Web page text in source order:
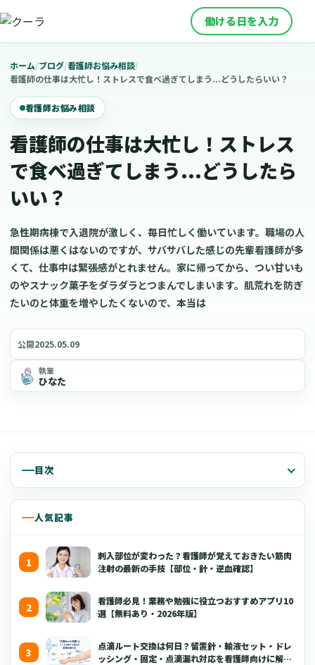
働ける日を入力
ホーム/ブログ/看護師お悩み相談/
看護師の仕事は大忙し！ストレスで食べ過ぎてしまう...どうしたらいい？
看護師お悩み相談
看護師の仕事は大忙し！ストレス
で食べ過ぎてしまう...どうしたら
いい？
急性期病棟で入退院が激しく、毎日忙しく働いています。職場の人
間関係は悪くはないのですが、サバサバした感じの先輩看護師が多
くて、仕事中は緊張感がとれません。家に帰ってから、つい甘いも
のやスナック菓子をダラダラとつまんでしまいます。肌荒れを防ぎ
たいのと体重を増やしたくないので、本当は
公開2025.05.09
執筆
ひなた
目次
人気記事
刺入部位が変わった？看護師が覚えておきたい筋肉
注射の最新の手技【部位・針・逆血確認】
看護師必見！業務や勉強に役立つおすすめアプリ10
選【無料あり・2026年版】
点滴ルート交換は何日？留置針・輸液セット・ドレ
ッシング・固定・点滴漏れ対応を看護師向けに解説